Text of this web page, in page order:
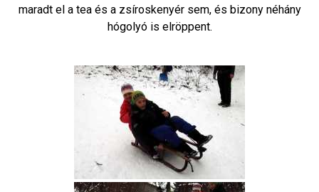
maradt el a tea és a zsíroskenyér sem, és bizony néhány
hógolyó is elröppent.